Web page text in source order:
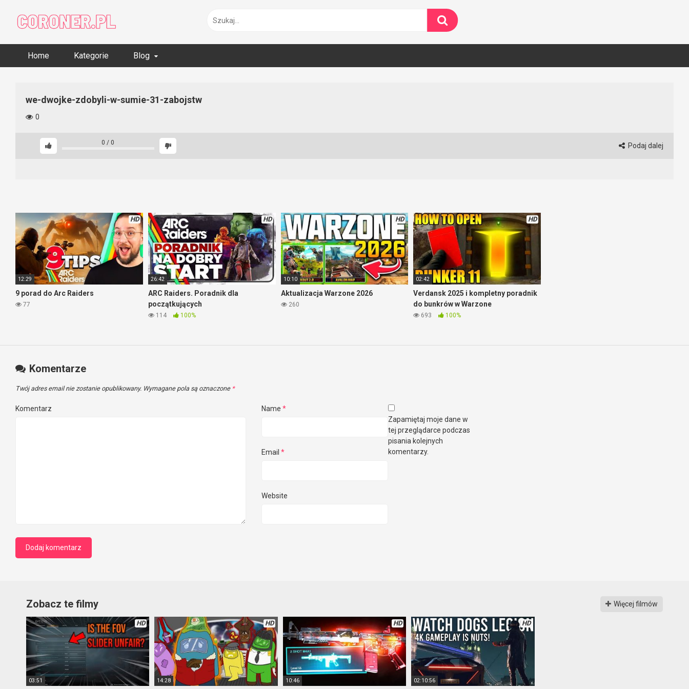
content
Home Kategorie Blog
we-dwojke-zdobyli-w-sumie-31-zabojstw
0
0 / 0 Podaj dalej
HD
12:29
9 porad do Arc Raiders
77
HD
26:42
ARC Raiders. Poradnik dla
początkujących
114 100%
HD
10:10
Aktualizacja Warzone 2026
260
HD
02:42
Verdansk 2025 i kompletny poradnik
do bunkrów w Warzone
693 100%
Komentarze
Twój adres email nie zostanie opublikowany. Wymagane pola są oznaczone *
Komentarz Name *
Email *
Website
Zapamiętaj moje dane w
tej przeglądarce podczas
pisania kolejnych
komentarzy.
Zobacz te filmy Więcej filmów
HD
03:51
HD
14:28
HD
10:46
HD
02:10:56